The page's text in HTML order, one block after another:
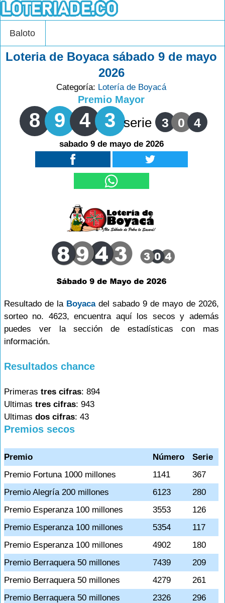
Baloto
Loteria de Boyaca sábado 9 de mayo
2026
Categoría: Lotería de Boyacá
Premio Mayor
8 9 4 3 serie 3 0 4
sabado 9 de mayo de 2026
Resultado de la Boyacadel sabado 9 de mayo de 2026,
sorteo no. 4623, encuentra aquí los secos y además
puedes ver la sección de estadísticas con mas
información.
Resultados chance
Primeras tres cifras: 894
Ultimas tres cifras: 943
Ultimas dos cifras: 43
Premios secos
Premio Número
Serie
Premio Fortuna 1000 millones
1141
367
Premio Alegría 200 millones
6123
280
Premio Esperanza 100 millones
3553
126
Premio Esperanza 100 millones
5354
117
Premio Esperanza 100 millones
4902
180
Premio Berraquera 50 millones
7439
209
Premio Berraquera 50 millones
4279
261
Premio Berraquera 50 millones
2326
296